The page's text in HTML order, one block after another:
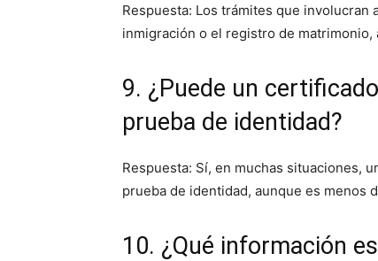
Respuesta: Los trámites que
inmigración o el registro de
9. ¿Puede un
prueba de identidad?
Respuesta: Sí, en muchas situaciones,
prueba de identidad, aunque es menos
10. ¿Qué información